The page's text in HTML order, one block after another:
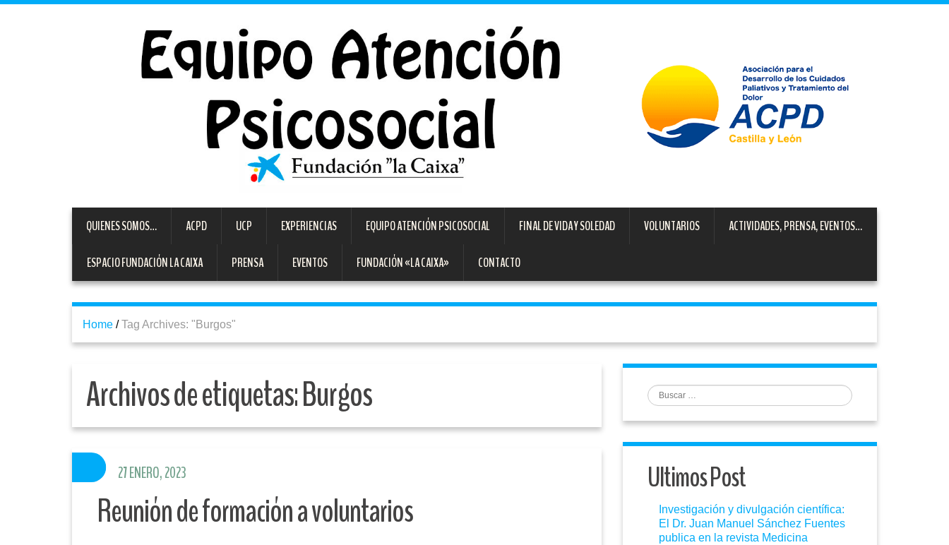
QUIENES SOMOS… ACPD UCP EXPERIENCIAS EQUIPO ATENCIÓN PSICOSOCIAL FINAL DE VIDA Y SOLEDAD VOLUNTARIOS ACTIVIDADES, PRENSA, EVENTOS…
ESPACIO FUNDACIÓN LA CAIXA PRENSA EVENTOS FUNDACIÓN «LA CAIXA» CONTACTO
Home / Tag Archives: "Burgos"
Archivos de etiquetas:Burgos
Reunión de formación a voluntarios
27 ENERO, 2023
Buscar
Ultimos Post
Investigación y divulgación científica:
El Dr. Juan Manuel Sánchez Fuentes
publica en la revista Medicina